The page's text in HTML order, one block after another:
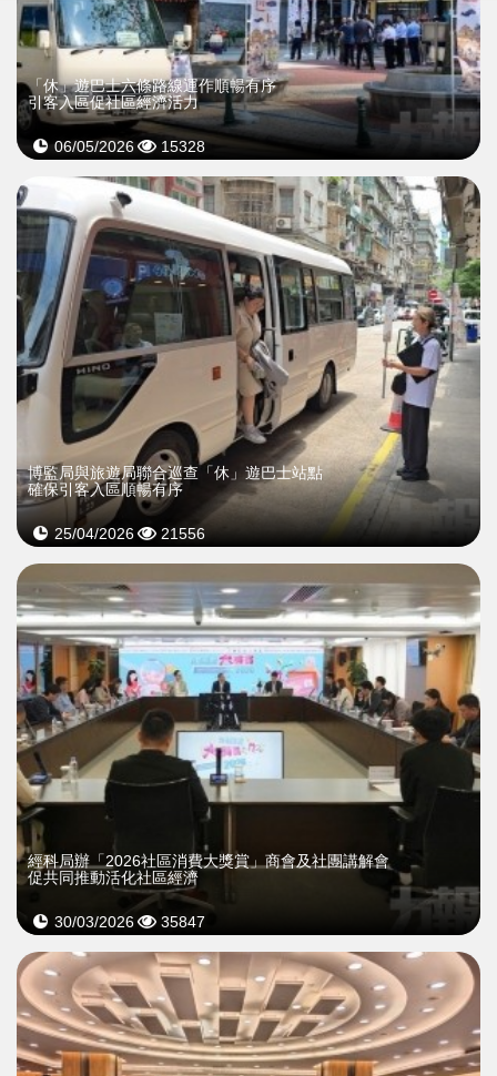
「休」遊巴士六條路線運作順暢有序
引客入區促社區經濟活力
06/05/2026 15328
博監局與旅遊局聯合巡查「休」遊巴士站點
確保引客入區順暢有序
25/04/2026 21556
經科局辦「2026社區消費大獎賞」商會及社團講解會
促共同推動活化社區經濟
30/03/2026 35847